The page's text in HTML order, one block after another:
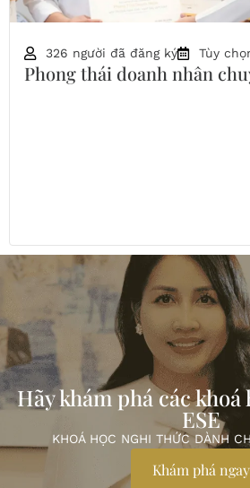
326 người đã đăng ký Tùy
Phong thái doanh nhân
Hãy khám phá các
ESE
KHOÁ HỌC NGHI THỨC DÀNH
Khám phá ngay